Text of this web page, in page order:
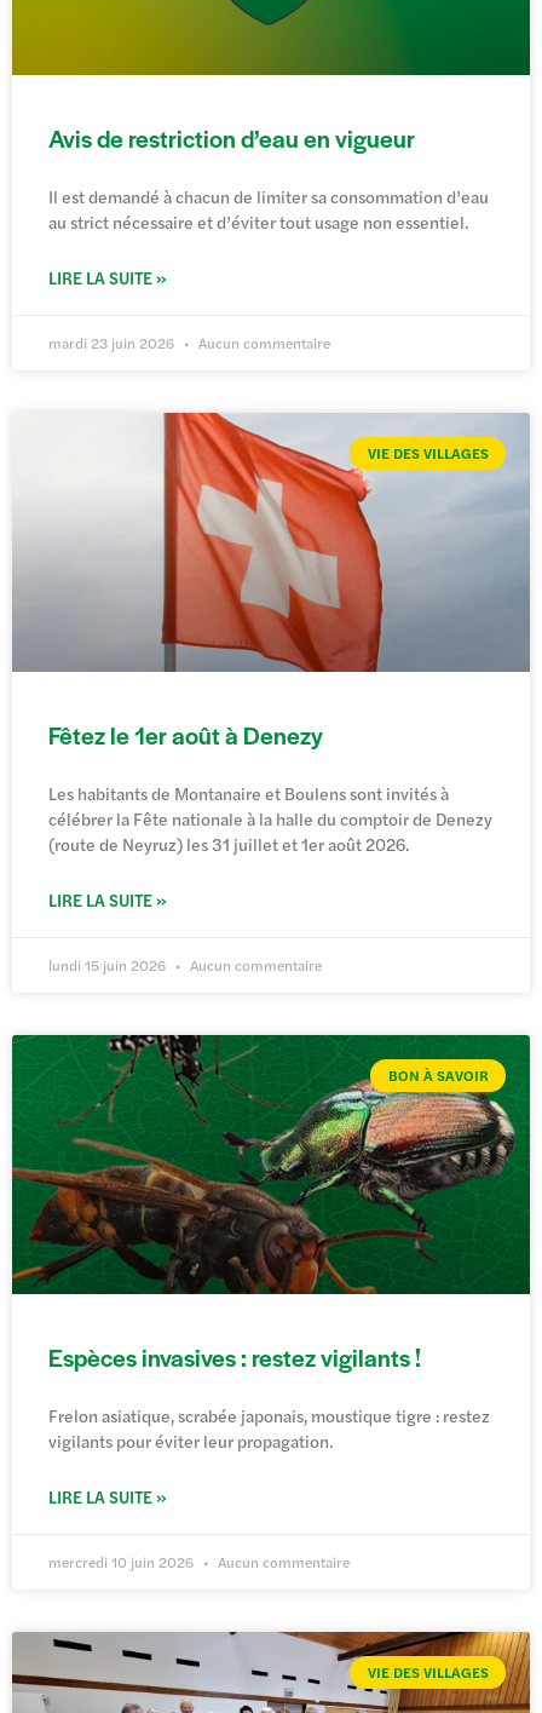
Avis de restriction d’eau en vigueur
Il est demandé à chacun de limiter sa consommation d’eau
au strict nécessaire et d’éviter tout usage non essentiel.
LIRE LA SUITE »
mardi 23 juin 2026 Aucun commentaire
VIE DES VILLAGES
Fêtez le 1er août à Denezy
Les habitants de Montanaire et Boulens sont invités à
célébrer la Fête nationale à la halle du comptoir de Denezy
(route de Neyruz) les 31 juillet et 1er août 2026.
LIRE LA SUITE »
lundi 15 juin 2026 Aucun commentaire
BON À SAVOIR
Espèces invasives : restez vigilants !
Frelon asiatique, scrabée japonais, moustique tigre : restez
vigilants pour éviter leur propagation.
LIRE LA SUITE »
mercredi 10 juin 2026 Aucun commentaire
VIE DES VILLAGES